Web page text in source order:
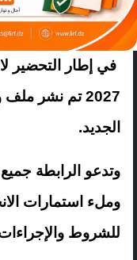
2027 تم نشر
الجديد.
وتدعو الرابطة جميع
وملء استمارات
للشروط